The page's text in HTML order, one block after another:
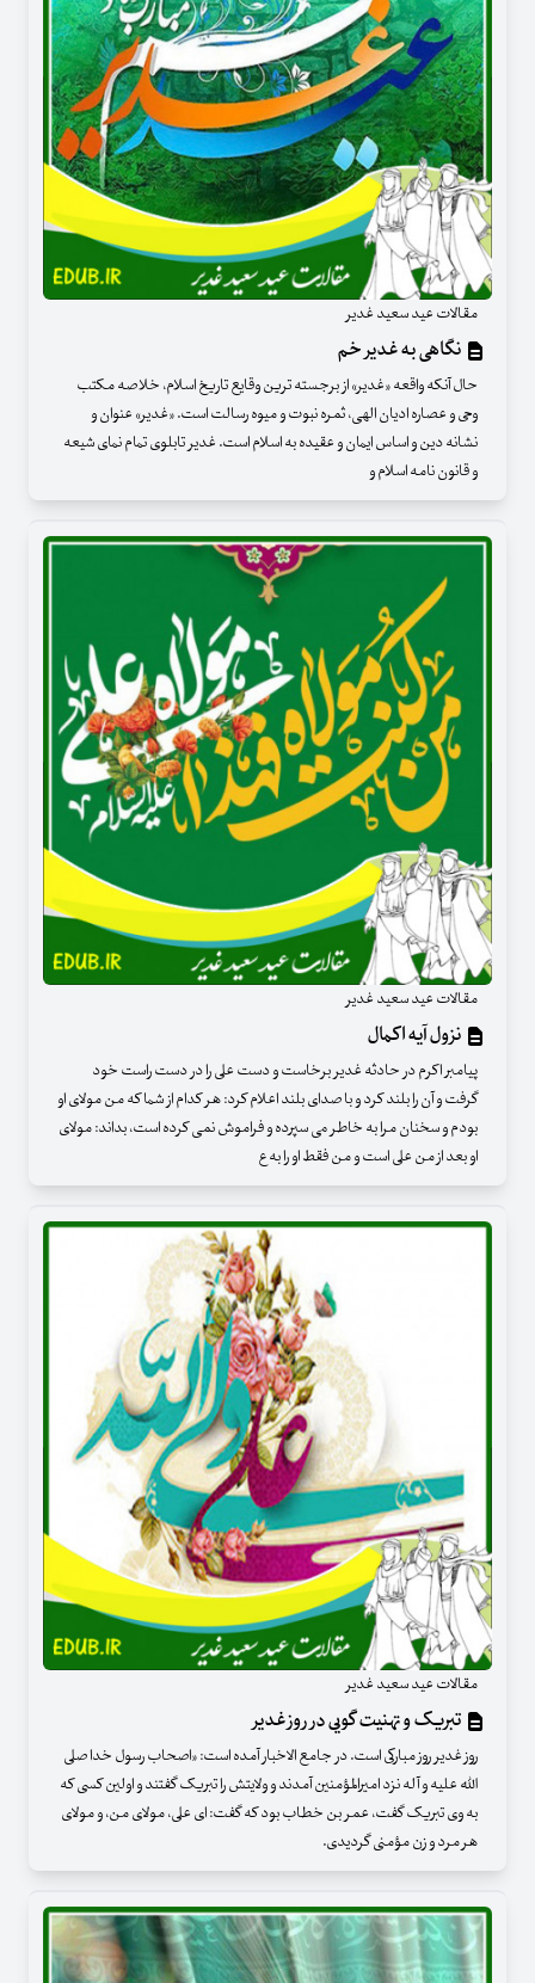
مقالات عید سعید غدیر
نگاهی به غدیر خم
حال آنکه واقعه «غدیر» از برجسته ترین وقایع تاریخ اسلام، خلاصه مکتب
وحی و عصاره ادیان الهی، ثمره نبوت و میوه رسالت است. «غدیر» عنوان و
نشانه دین و اساس ایمان و عقیده به اسلام است. غدیر تابلوی تمام نمای شیعه
و قانون نامه اسلام و
مقالات عید سعید غدیر
نزول آیه اکمال
پیامبر اکرم در حادثه غدیر برخاست و دست علی را در دست راست خود
گرفت و آن را بلند کرد و با صدای بلند اعلام کرد: هر کدام از شما که من مولای او
بودم و سخنان مرا به خاطر می سپرده و فراموش نمی کرده است، بداند: مولای
او بعد از من علی است و من فقط او را به ع
مقالات عید سعید غدیر
تبریک و تهنیت گویی در روز غدیر
روز غدیر روز مبارکی است. در جامع الاخبار آمده است: «اصحاب رسول خدا صلی
الله علیه و آله نزد امیرالمؤمنین آمدند و ولایتش را تبریک گفتند و اولین کسی که
به وی تبریک گفت، عمر بن خطاب بود که گفت: ای علی، مولای من، و مولای
هر مرد و زن مؤمنی گردیدی.